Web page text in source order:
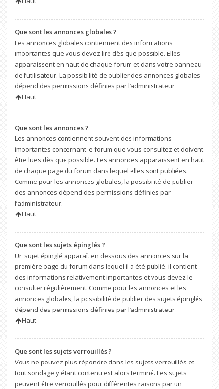
Que sont les annonces globales ?
Les annonces globales contiennent des informations
importantes que vous devez lire dès que possible. Elles
apparaissent en haut de chaque forum et dans votre panneau
de l’utilisateur. La possibilité de publier des annonces globales
dépend des permissions définies par l’administrateur.
Haut
Que sont les annonces ?
Les annonces contiennent souvent des informations
importantes concernant le forum que vous consultez et doivent
être lues dès que possible. Les annonces apparaissent en haut
de chaque page du forum dans lequel elles sont publiées.
Comme pour les annonces globales, la possibilité de publier
des annonces dépend des permissions définies par
l’administrateur.
Haut
Que sont les sujets épinglés ?
Un sujet épinglé apparaît en dessous des annonces sur la
première page du forum dans lequel il a été publié. il contient
des informations relativement importantes et vous devez le
consulter régulièrement. Comme pour les annonces et les
annonces globales, la possibilité de publier des sujets épinglés
dépend des permissions définies par l’administrateur.
Haut
Que sont les sujets verrouillés ?
Vous ne pouvez plus répondre dans les sujets verrouillés et
tout sondage y étant contenu est alors terminé. Les sujets
peuvent être verrouillés pour différentes raisons par un